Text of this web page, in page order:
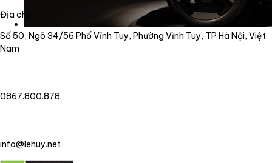
Địa chỉ
Số 50, Ngõ 34/56 Phố Vĩnh Tuy, Phường Vĩnh Tuy, TP Hà Nội, Việt
Nam
0867.800.878
info@lehuy.net